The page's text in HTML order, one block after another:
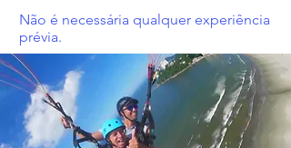
Não é necessária qualquer experiência
prévia.